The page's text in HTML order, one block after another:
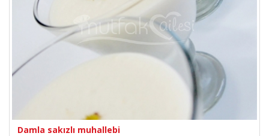
Damla sakızlı muhallebi